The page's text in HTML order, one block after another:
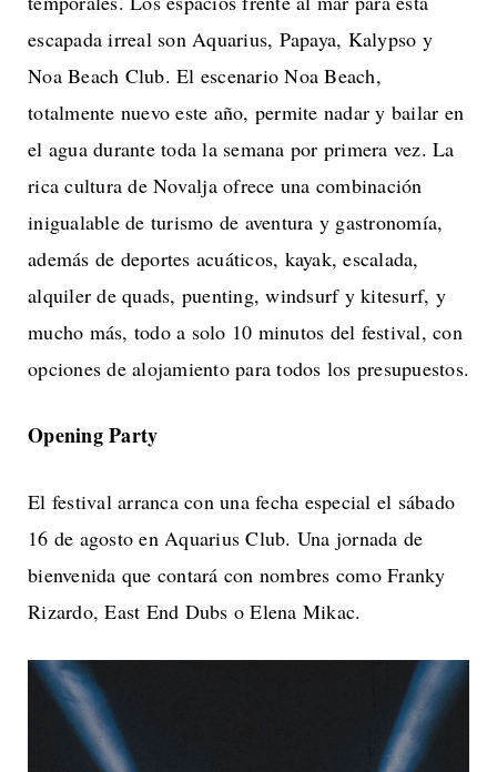
escapada irreal son Aquarius, Papaya, Kalypso y
Noa Beach Club. El escenario Noa Beach,
totalmente nuevo este año, permite nadar y bailar en
el agua durante toda la semana por primera vez. La
rica cultura de Novalja ofrece una combinación
inigualable de turismo de aventura y gastronomía,
además de deportes acuáticos, kayak, escalada,
alquiler de quads, puenting, windsurf y kitesurf, y
mucho más, todo a solo 10 minutos del festival, con
opciones de alojamiento para todos los presupuestos.
Opening Party
El festival arranca con una fecha especial el sábado
16 de agosto en Aquarius Club. Una jornada de
bienvenida que contará con nombres como Franky
Rizardo, East End Dubs o Elena Mikac.